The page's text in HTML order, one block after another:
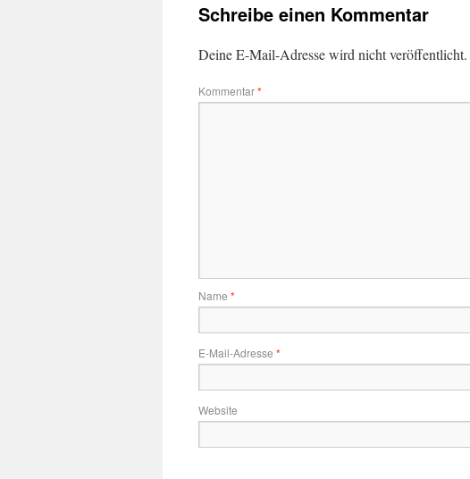
Schreibe einen Kommentar
Deine E-Mail-Adresse wird nicht veröffentlicht.
Kommentar*
Name *
E-Mail-Adresse *
Website